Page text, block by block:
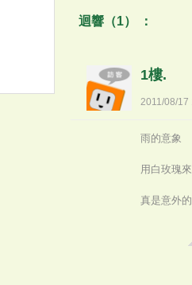
迴響（1） ：
1樓.
2011/08/17
雨的意象
用白玫瑰
真是意外